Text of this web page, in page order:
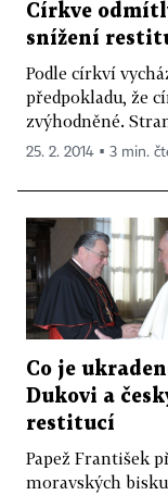
Církve
snížení
Podle církví
předpokladu, že
zvýhodněné.
25. 2. 2014 ▪ 3 min.
Co je
Dukovi a
restitucí
Papež František
moravských